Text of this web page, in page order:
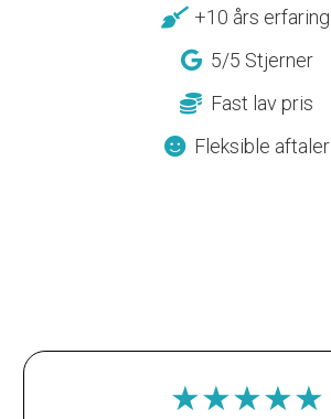
+10 års erfaring
5/5 Stjerner
Fast lav pris
Fleksible aftaler
★★★★★